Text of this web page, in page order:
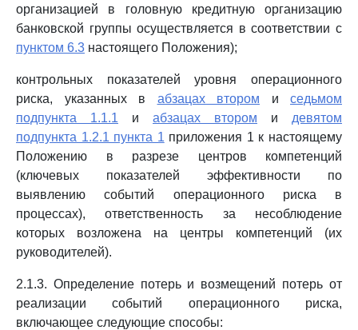
организацией в головную кредитную организацию
банковской группы осуществляется в соответствии с
пунктом 6.3 настоящего Положения);
контрольных показателей уровня операционного
риска, указанных в абзацах втором и седьмом
подпункта 1.1.1 и абзацах втором и девятом
подпункта 1.2.1 пункта 1 приложения 1 к настоящему
Положению в разрезе центров компетенций
(ключевых показателей эффективности по
выявлению событий операционного риска в
процессах), ответственность за несоблюдение
которых возложена на центры компетенций (их
руководителей).
2.1.3. Определение потерь и возмещений потерь от
реализации событий операционного риска,
включающее следующие способы: